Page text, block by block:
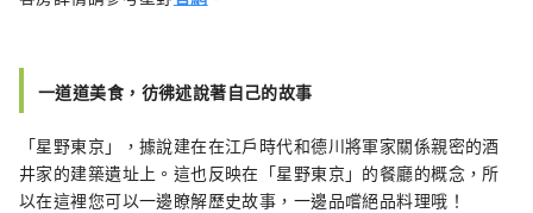
一道道美食，彷彿述說著自己的故事
「星野東京」，據說建在在江戶時代和德川將軍家關係親密的酒
井家的建築遺址上。這也反映在「星野東京」的餐廳的概念，所
以在這裡您可以一邊瞭解歷史故事，一邊品嚐絕品料理哦！